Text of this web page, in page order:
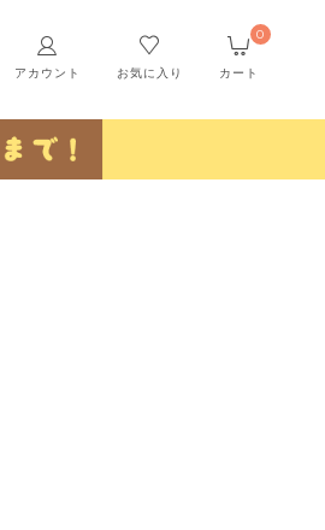
アカウント お気に入り カート
0